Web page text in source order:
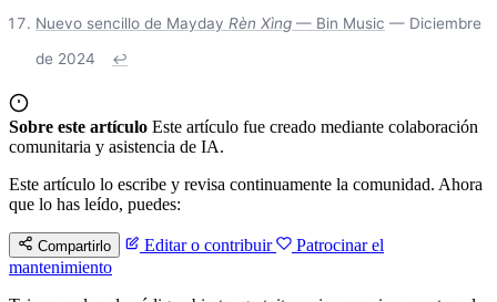
Nuevo sencillo de Mayday Rèn Xìng — Bin Music — Diciembre
de 2024
↩
Sobre este artículo Este artículo fue creado mediante colaboración
comunitaria y asistencia de IA.
Este artículo lo escribe y revisa continuamente la comunidad. Ahora
que lo has leído, puedes:
Compartirlo Editar o contribuir
Patrocinar el
mantenimiento